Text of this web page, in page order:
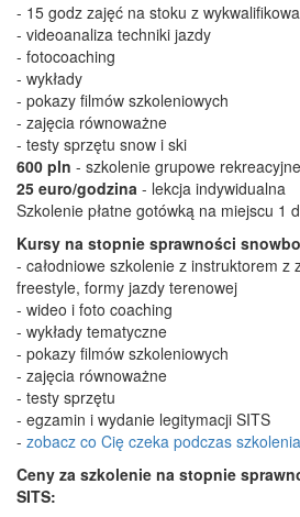
- 15 godz zajęć na stoku z
- videoanaliza techniki jazdy
- fotocoaching
- wykłady
- pokazy filmów szkoleniowych
- zajęcia równoważne
- testy sprzętu snow i ski
600 pln - szkolenie grupowe
25 euro/godzina - lekcja indywidualna
Szkolenie płatne gotówką na miejscu 1
Kursy na stopnie sprawności
- całodniowe szkolenie z instruktorem z
freestyle, formy jazdy terenowej
- wideo i foto coaching
- wykłady tematyczne
- pokazy filmów szkoleniowych
- zajęcia równoważne
- testy sprzętu
- egzamin i wydanie legitymacji SITS
- zobacz co Cię czeka podczas szkolenia
Ceny za szkolenie na stopnie
SITS: